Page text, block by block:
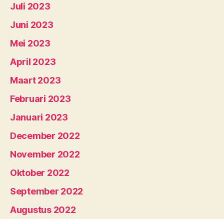
Juli 2023
Juni 2023
Mei 2023
April 2023
Maart 2023
Februari 2023
Januari 2023
December 2022
November 2022
Oktober 2022
September 2022
Augustus 2022